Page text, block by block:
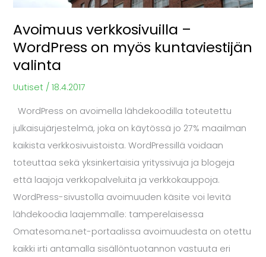
Avoimuus verkkosivuilla –
WordPress on myös kuntaviestijän
valinta
Uutiset /18.4.2017
WordPress on avoimella lähdekoodilla toteutettu
julkaisujärjestelmä, joka on käytössä jo 27% maailman
kaikista verkkosivuistoista. WordPressillä voidaan
toteuttaa sekä yksinkertaisia yrityssivuja ja blogeja
että laajoja verkkopalveluita ja verkkokauppoja.
WordPress-sivustolla avoimuuden käsite voi levitä
lähdekoodia laajemmalle: tamperelaisessa
Omatesoma.net-portaalissa avoimuudesta on otettu
kaikki irti antamalla sisällöntuotannon vastuuta eri
valinta